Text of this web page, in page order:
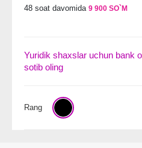
48 soat davomida 9 900 SO`M
Yuridik shaxslar uchun bank
sotib oling
Rang